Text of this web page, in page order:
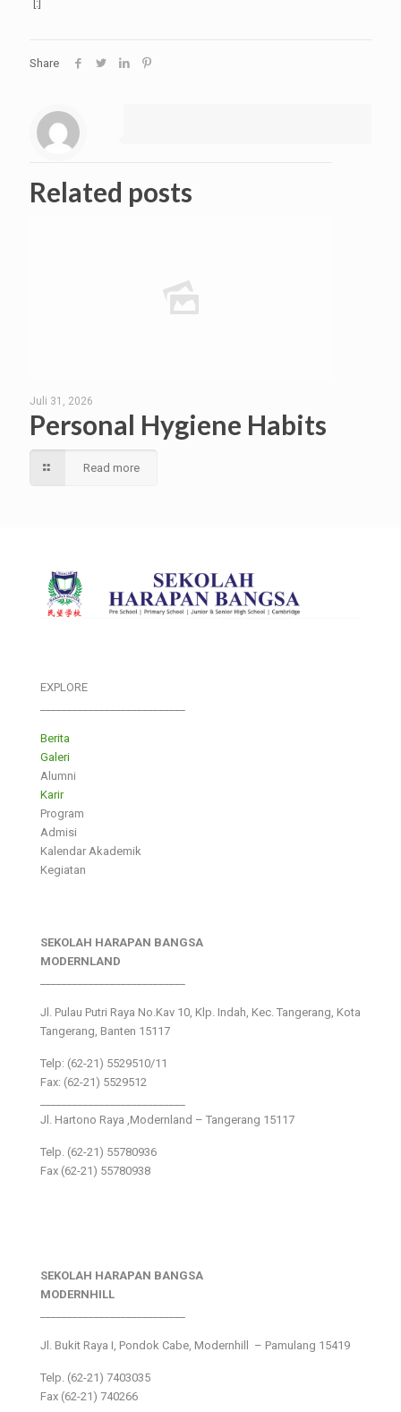
[:]
Share
Related posts
Juli 31, 2026
Personal Hygiene Habits
Read more
EXPLORE
Berita
Galeri
Alumni
Karir
Program
Admisi
Kalendar Akademik
Kegiatan
SEKOLAH HARAPAN BANGSA
MODERNLAND
Jl. Pulau Putri Raya No.Kav 10, Klp. Indah, Kec. Tangerang, Kota
Tangerang, Banten 15117
Telp: (62-21) 5529510/11
Fax: (62-21) 5529512
Jl. Hartono Raya ,Modernland – Tangerang 15117
Telp. (62-21) 55780936
Fax (62-21) 55780938
SEKOLAH HARAPAN BANGSA
MODERNHILL
Jl. Bukit Raya I, Pondok Cabe, Modernhill – Pamulang 15419
Telp. (62-21) 7403035
Fax (62-21) 740266